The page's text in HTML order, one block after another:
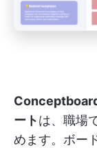
ートは、職場
めます。ボー